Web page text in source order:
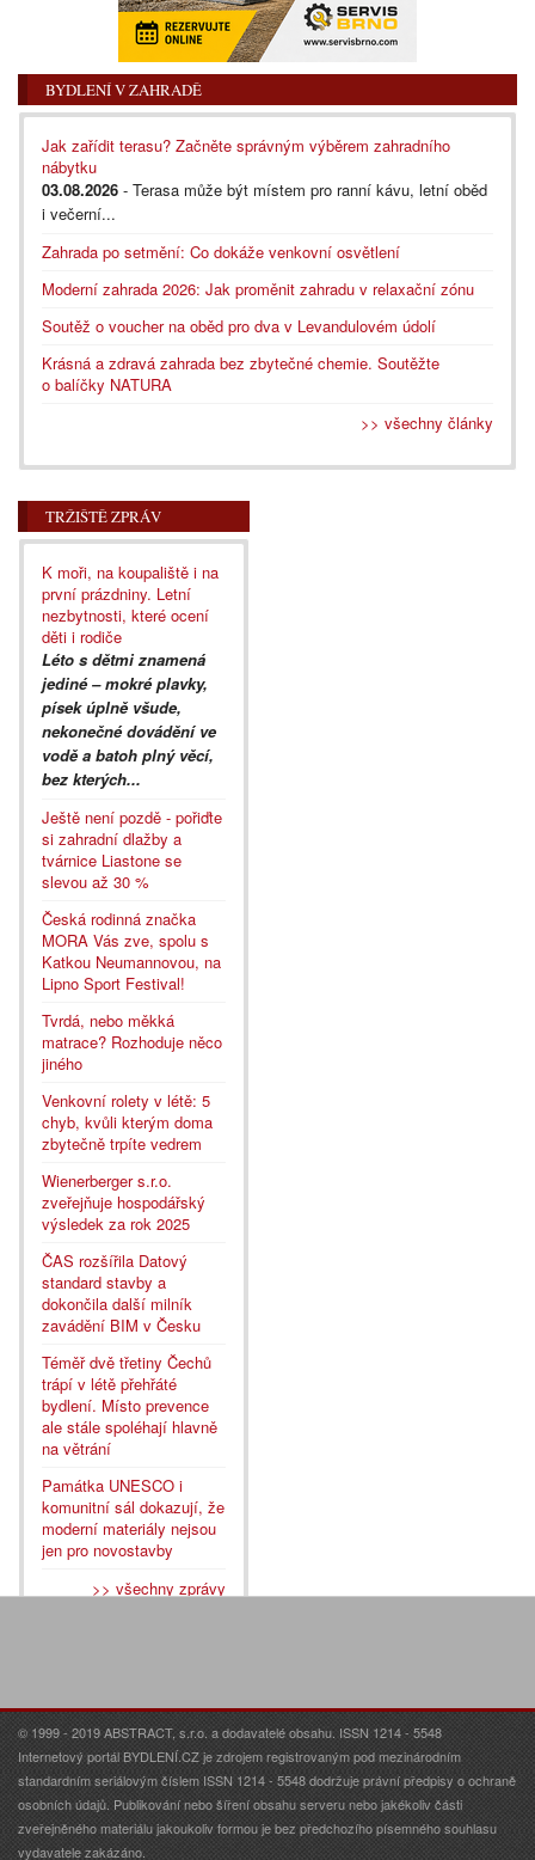
BYDLENÍ V ZAHRADĚ
Jak zařídit terasu? Začněte správným výběrem zahradního
nábytku
03.08.2026 - Terasa může být místem pro ranní kávu, letní oběd
i večerní...
Zahrada po setmění: Co dokáže venkovní osvětlení
Moderní zahrada 2026: Jak proměnit zahradu v relaxační zónu
Soutěž o voucher na oběd pro dva v Levandulovém údolí
Krásná a zdravá zahrada bez zbytečné chemie. Soutěžte
o balíčky NATURA
>> všechny články
TRŽIŠTĚ ZPRÁV
K moři, na koupaliště i na
první prázdniny. Letní
nezbytnosti, které ocení
děti i rodiče
Léto s dětmi znamená
jediné – mokré plavky,
písek úplně všude,
nekonečné dovádění ve
vodě a batoh plný věcí,
bez kterých...
Ještě není pozdě - pořiďte
si zahradní dlažby a
tvárnice Liastone se
slevou až 30 %
Česká rodinná značka
MORA Vás zve, spolu s
Katkou Neumannovou, na
Lipno Sport Festival!
Tvrdá, nebo měkká
matrace? Rozhoduje něco
jiného
Venkovní rolety v létě: 5
chyb, kvůli kterým doma
zbytečně trpíte vedrem
Wienerberger s.r.o.
zveřejňuje hospodářský
výsledek za rok 2025
ČAS rozšířila Datový
standard stavby a
dokončila další milník
zavádění BIM v Česku
Téměř dvě třetiny Čechů
trápí v létě přehřáté
bydlení. Místo prevence
ale stále spoléhají hlavně
na větrání
Památka UNESCO i
komunitní sál dokazují, že
moderní materiály nejsou
jen pro novostavby
>> všechny zprávy
© 1999 - 2019 ABSTRACT, s.r.o. a dodavatelé obsahu. ISSN 1214 - 5548
Internetový portál BYDLENÍ.CZ je zdrojem registrovaným pod mezinárodním
standardním seriálovým číslem ISSN 1214 - 5548 dodržuje právní předpisy o ochraně
osobních údajů. Publikování nebo šíření obsahu serveru nebo jakékoliv části
zveřejněného materiálu jakoukoliv formou je bez předchozího písemného souhlasu
vydavatele zakázáno.